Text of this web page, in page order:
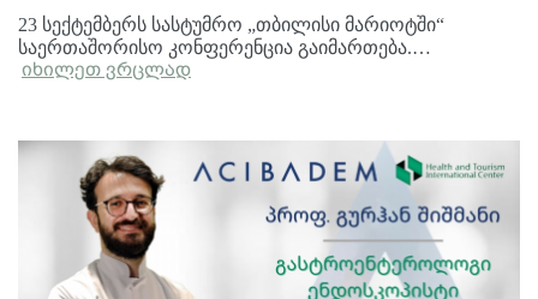
23 სექტემბერს სასტუმრო „თბილისი მარიოტში“
საერთაშორისო კონფერენცია გაიმართება.…
იხილეთ ვრცლად